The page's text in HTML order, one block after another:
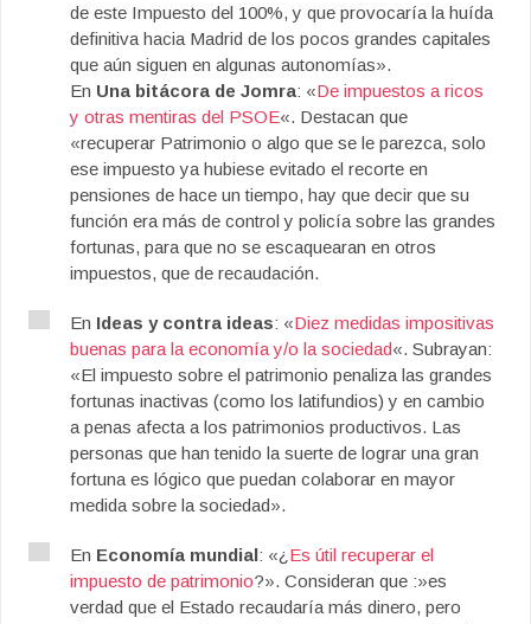
de este Impuesto del 100%, y que provocaría la huída
definitiva hacia Madrid de los pocos grandes capitales
que aún siguen en algunas autonomías».
En Una bitácora de Jomra: «De impuestos a ricos
y otras mentiras del PSOE«. Destacan que
«recuperar Patrimonio o algo que se le parezca, solo
ese impuesto ya hubiese evitado el recorte en
pensiones de hace un tiempo, hay que decir que su
función era más de control y policía sobre las grandes
fortunas, para que no se escaquearan en otros
impuestos, que de recaudación.
En Ideas y contra ideas: «Diez medidas impositivas
buenas para la economía y/o la sociedad«. Subrayan:
«El impuesto sobre el patrimonio penaliza las grandes
fortunas inactivas (como los latifundios) y en cambio
a penas afecta a los patrimonios productivos. Las
personas que han tenido la suerte de lograr una gran
fortuna es lógico que puedan colaborar en mayor
medida sobre la sociedad».
En Economía mundial: «¿ Es útil recuperar el
impuesto de patrimonio?». Consideran que :»es
verdad que el Estado recaudaría más dinero, pero